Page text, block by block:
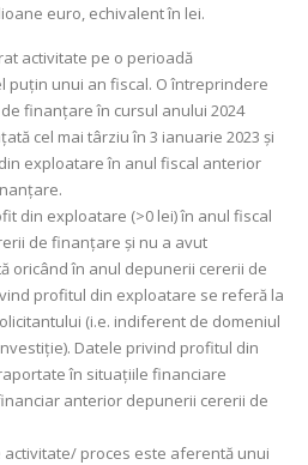
euro, echivalent în lei.
activitate pe o perioadă
puțin unui an fiscal. O întreprindere
finanțare în cursul anului 2024
cel mai târziu în 3 ianuarie 2023 și
exploatare în anul fiscal anterior
din exploatare (>0 lei) în anul fiscal
de finanțare și nu a avut
oricând în anul depunerii cererii de
profitul din exploatare se referă la
(i.e. indiferent de domeniul
Datele privind profitul din
în situațiile financiare
anterior depunerii cererii de
proces este aferentă unui